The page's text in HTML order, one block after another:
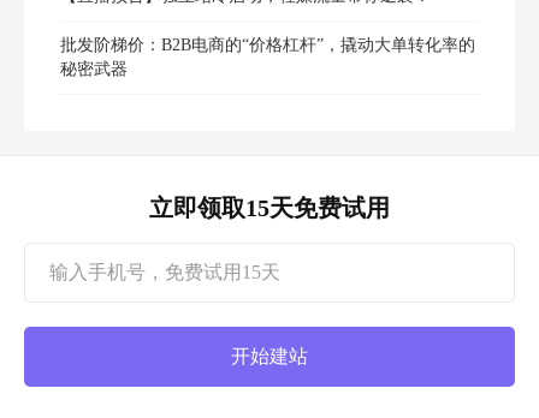
批发阶梯价：B2B电商的“价格杠杆”，撬动大单转化率的
秘密武器
立即领取15天免费试用
开始建站